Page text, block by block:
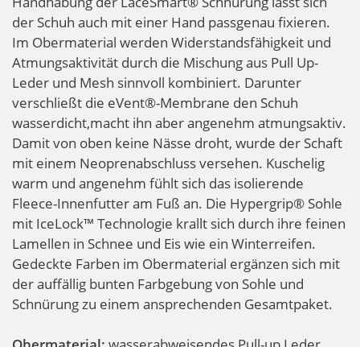
der Schuh auch mit einer Hand passgenau fixieren.
Im Obermaterial werden Widerstandsfähigkeit und
Atmungsaktivität durch die Mischung aus Pull Up-
Leder und Mesh sinnvoll kombiniert. Darunter
verschließt die eVent®-Membrane den Schuh
wasserdicht,macht ihn aber angenehm atmungsaktiv.
Damit von oben keine Nässe droht, wurde der Schaft
mit einem Neoprenabschluss versehen. Kuschelig
warm und angenehm fühlt sich das isolierende
Fleece-Innenfutter am Fuß an. Die Hypergrip® Sohle
mit IceLock™ Technologie krallt sich durch ihre feinen
Lamellen in Schnee und Eis wie ein Winterreifen.
Gedeckte Farben im Obermaterial ergänzen sich mit
der auffällig bunten Farbgebung von Sohle und
Schnürung zu einem ansprechenden Gesamtpaket.